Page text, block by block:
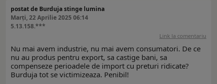
postat de Burduja stinge lumina
Marți, 22 Aprilie 2025 06:14
5.13.158.***
Link la comentariu
Nu mai avem industrie, nu mai avem consumatori. De ce
nu au produs pentru export, sa castige bani, sa
compenseze perioadele de import cu preturi ridicate?
Burduja tot se victimizeaza. Penibil!